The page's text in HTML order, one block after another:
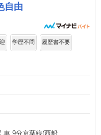
自由
学歴不問 履歴書不要
9分京葉線(西船...